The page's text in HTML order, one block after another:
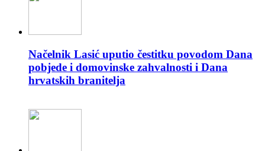
Načelnik Lasić uputio čestitku povodom Dana
pobjede i domovinske zahvalnosti i Dana
hrvatskih branitelja